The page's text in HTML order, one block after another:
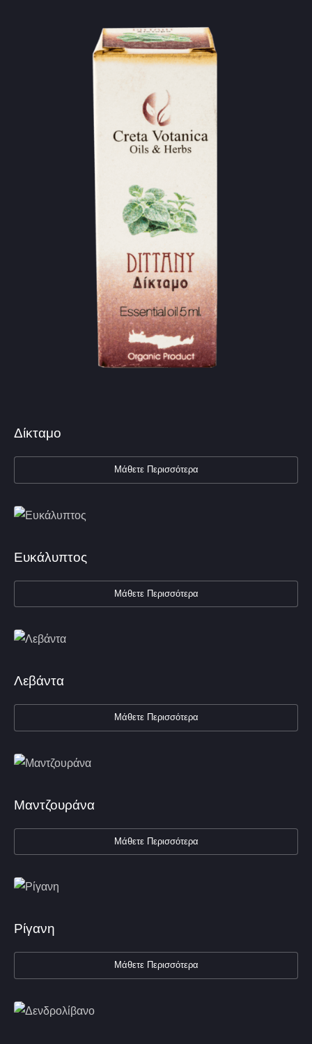
Δίκταμο
Μάθετε Περισσότερα
Ευκάλυπτος
Μάθετε Περισσότερα
Λεβάντα
Μάθετε Περισσότερα
Μαντζουράνα
Μάθετε Περισσότερα
Ρίγανη
Μάθετε Περισσότερα